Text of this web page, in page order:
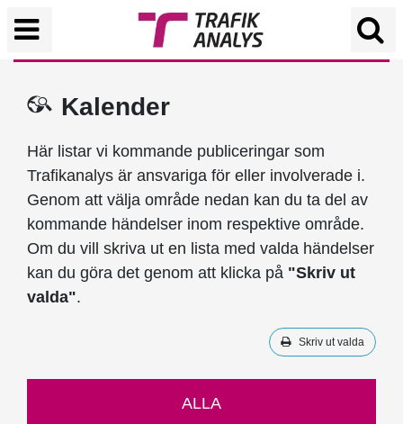
Kalender
Här listar vi kommande publiceringar som
Trafikanalys är ansvariga för eller involverade i.
Genom att välja område nedan kan du ta del av
kommande händelser inom respektive område.
Om du vill skriva ut en lista med valda händelser
kan du göra det genom att klicka på "Skriv ut
valda".
Skriv ut valda
ALLA